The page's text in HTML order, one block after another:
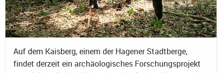
Auf dem Kaisberg, einem der Hagener Stadtberge,
findet derzeit ein archäologisches Forschungsprojekt